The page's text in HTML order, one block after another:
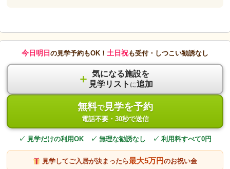
今日明日 の見学予約もOK！ 土日祝も受付・しつこい勧誘なし
＋ 気になる施設を
見学リスト に追加
無料で見学を予約
電話不要・30秒で送信
✓ 見学だけの利用OK ✓ 無理な勧誘なし ✓ 利用料すべて0円
見学してご入居が決まったら最大5万円のお祝い金